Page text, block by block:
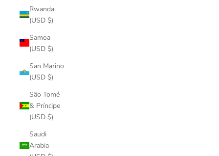
Rwanda
(USD $)
Samoa
(USD $)
San Marino
(USD $)
São Tomé
& Príncipe
(USD $)
Saudi
Arabia